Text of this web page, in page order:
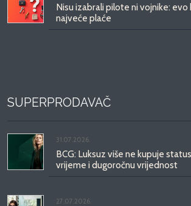
Nisu izabrali pilote ni vojnike:
najveće plaće
SUPERPRODAVAČ
31.07.2026.
BCG: Luksuz više ne kupuje
vrijeme i dugoročnu vrijednost
27.07.2026.